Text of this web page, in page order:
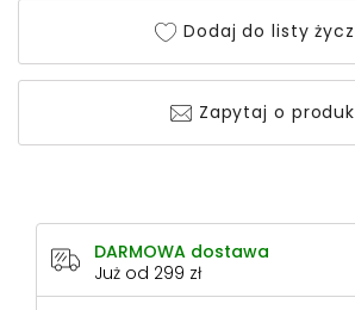
Dodaj do listy
Zapytaj o
DARMOWA dostawa
Już od 299 zł